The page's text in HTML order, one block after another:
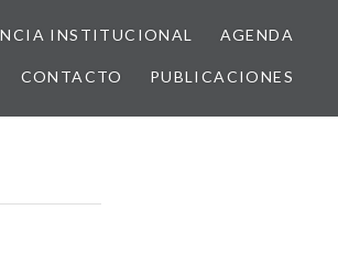
INSTITUCIONAL AGENDA
CONTACTO PUBLICACIONES